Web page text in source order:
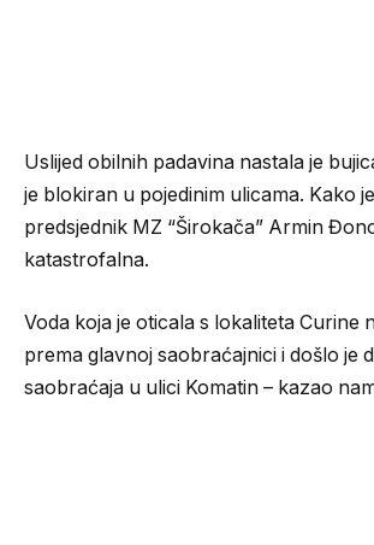
Uslijed obilnih padavina nastala je
je blokiran u pojedinim ulicama. Kako
predsjednik MZ “Širokača” Armin
katastrofalna.
Voda koja je oticala s lokaliteta Curine
prema glavnoj saobraćajnici i došlo je
saobraćaja u ulici Komatin – kazao